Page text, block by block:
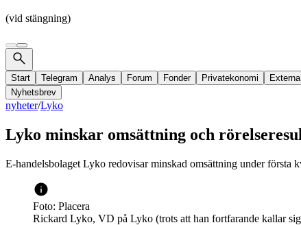
(vid stängning)
Start Telegram Analys Forum Fonder Privatekonomi
Nyhetsbrev
nyheter/Lyko
Lyko minskar omsättning och
E-handelsbolaget Lyko redovisar minskad omsättning under första
Foto: Placera
Rickard Lyko, VD på Lyko (trots att han fortfarande kallar